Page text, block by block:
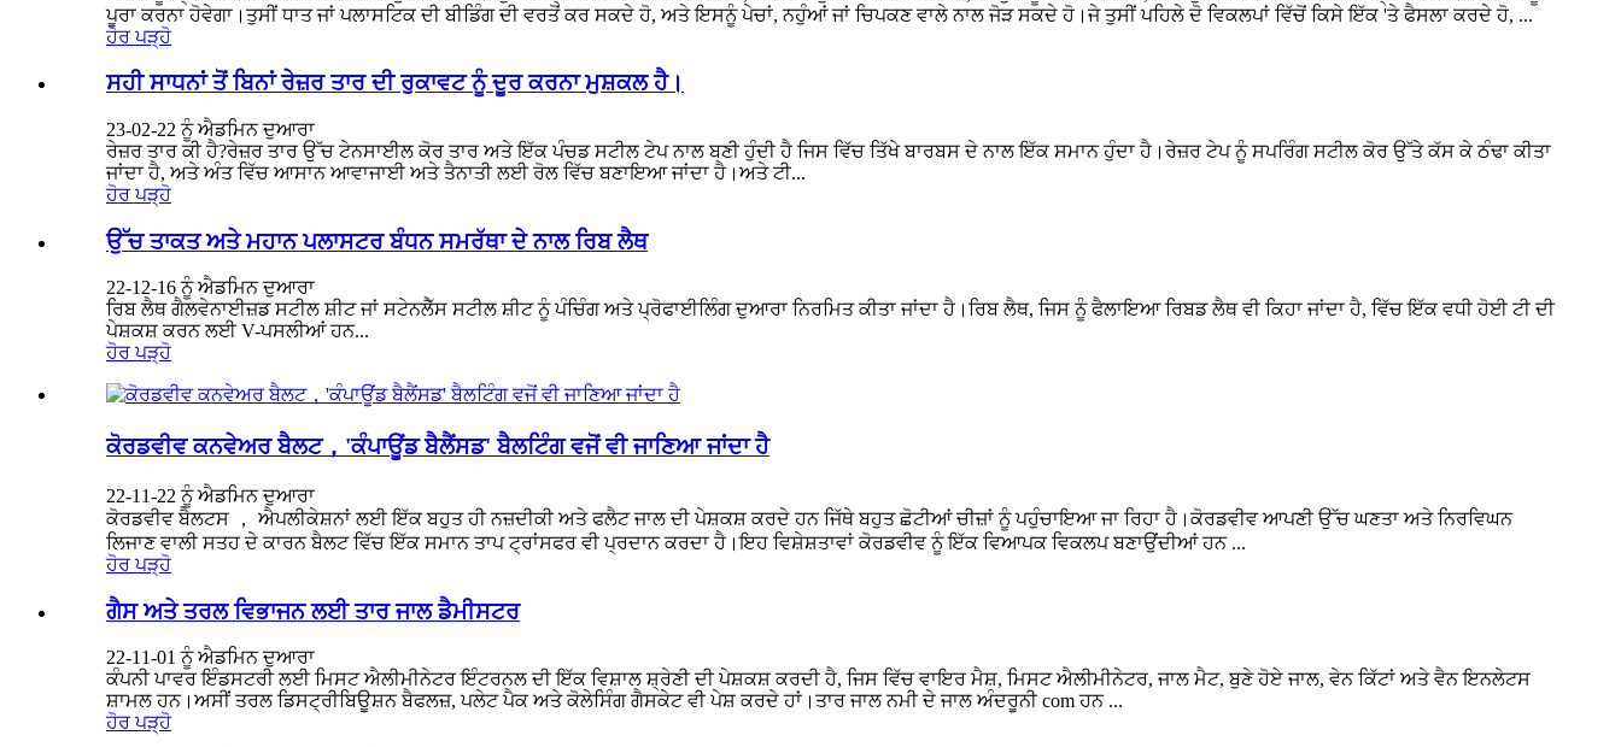
ਪੂਰਾ ਕਰਨਾ ਹੋਵੇਗਾ।ਤੁਸੀਂ ਧਾਤ ਜਾਂ ਪਲਾਸਟਿਕ ਦੀ ਬੀਡਿੰਗ ਦੀ ਵਰਤੋਂ ਕਰ ਸਕਦੇ ਹੋ, ਅਤੇ ਇਸਨੂੰ ਪੇਚਾਂ, ਨਹੁੰਆਂ ਜਾਂ ਚਿਪਕਣ ਵਾਲੇ ਨਾਲ ਜੋੜ ਸਕਦੇ ਹੋ।ਜੇ ਤੁਸੀਂ ਪਹਿਲੇ ਦੋ ਵਿਕਲਪਾਂ ਵਿੱਚੋਂ ਕਿਸੇ ਇੱਕ 'ਤੇ ਫੈਸਲਾ ਕਰਦੇ ਹੋ, ...
ਹੋਰ ਪੜ੍ਹੋ
ਸਹੀ ਸਾਧਨਾਂ ਤੋਂ ਬਿਨਾਂ ਰੇਜ਼ਰ ਤਾਰ ਦੀ ਰੁਕਾਵਟ ਨੂੰ ਦੂਰ ਕਰਨਾ ਮੁਸ਼ਕਲ ਹੈ।
23-02-22 ਨੂੰ ਐਡਮਿਨ ਦੁਆਰਾ
ਰੇਜ਼ਰ ਤਾਰ ਕੀ ਹੈ?ਰੇਜ਼ਰ ਤਾਰ ਉੱਚ ਟੇਨਸਾਈਲ ਕੋਰ ਤਾਰ ਅਤੇ ਇੱਕ ਪੰਚਡ ਸਟੀਲ ਟੇਪ ਨਾਲ ਬਣੀ ਹੁੰਦੀ ਹੈ ਜਿਸ ਵਿੱਚ ਤਿੱਖੇ ਬਾਰਬਸ ਦੇ ਨਾਲ ਇੱਕ ਸਮਾਨ ਹੁੰਦਾ ਹੈ।ਰੇਜ਼ਰ ਟੇਪ ਨੂੰ ਸਪਰਿੰਗ ਸਟੀਲ ਕੋਰ ਉੱਤੇ ਕੱਸ ਕੇ ਠੰਢਾ ਕੀਤਾ
ਜਾਂਦਾ ਹੈ, ਅਤੇ ਅੰਤ ਵਿੱਚ ਆਸਾਨ ਆਵਾਜਾਈ ਅਤੇ ਤੈਨਾਤੀ ਲਈ ਰੋਲ ਵਿੱਚ ਬਣਾਇਆ ਜਾਂਦਾ ਹੈ।ਅਤੇ ਟੀ...
ਹੋਰ ਪੜ੍ਹੋ
ਉੱਚ ਤਾਕਤ ਅਤੇ ਮਹਾਨ ਪਲਾਸਟਰ ਬੰਧਨ ਸਮਰੱਥਾ ਦੇ ਨਾਲ ਰਿਬ ਲੈਥ
22-12-16 ਨੂੰ ਐਡਮਿਨ ਦੁਆਰਾ
ਰਿਬ ਲੈਥ ਗੈਲਵੇਨਾਈਜ਼ਡ ਸਟੀਲ ਸ਼ੀਟ ਜਾਂ ਸਟੇਨਲੈੱਸ ਸਟੀਲ ਸ਼ੀਟ ਨੂੰ ਪੰਚਿੰਗ ਅਤੇ ਪ੍ਰੋਫਾਈਲਿੰਗ ਦੁਆਰਾ ਨਿਰਮਿਤ ਕੀਤਾ ਜਾਂਦਾ ਹੈ।ਰਿਬ ਲੈਥ, ਜਿਸ ਨੂੰ ਫੈਲਾਇਆ ਰਿਬਡ ਲੈਥ ਵੀ ਕਿਹਾ ਜਾਂਦਾ ਹੈ, ਵਿੱਚ ਇੱਕ ਵਧੀ ਹੋਈ ਟੀ ਦੀ
ਪੇਸ਼ਕਸ਼ ਕਰਨ ਲਈ V-ਪਸਲੀਆਂ ਹਨ...
ਹੋਰ ਪੜ੍ਹੋ
ਕੋਰਡਵੀਵ ਕਨਵੇਅਰ ਬੈਲਟ，'ਕੰਪਾਊਂਡ ਬੈਲੈਂਸਡ' ਬੈਲਟਿੰਗ ਵਜੋਂ ਵੀ ਜਾਣਿਆ ਜਾਂਦਾ ਹੈ
22-11-22 ਨੂੰ ਐਡਮਿਨ ਦੁਆਰਾ
ਕੋਰਡਵੀਵ ਬੈਲਟਸ ， ਐਪਲੀਕੇਸ਼ਨਾਂ ਲਈ ਇੱਕ ਬਹੁਤ ਹੀ ਨਜ਼ਦੀਕੀ ਅਤੇ ਫਲੈਟ ਜਾਲ ਦੀ ਪੇਸ਼ਕਸ਼ ਕਰਦੇ ਹਨ ਜਿੱਥੇ ਬਹੁਤ ਛੋਟੀਆਂ ਚੀਜ਼ਾਂ ਨੂੰ ਪਹੁੰਚਾਇਆ ਜਾ ਰਿਹਾ ਹੈ।ਕੋਰਡਵੀਵ ਆਪਣੀ ਉੱਚ ਘਣਤਾ ਅਤੇ ਨਿਰਵਿਘਨ
ਲਿਜਾਣ ਵਾਲੀ ਸਤਹ ਦੇ ਕਾਰਨ ਬੈਲਟ ਵਿੱਚ ਇੱਕ ਸਮਾਨ ਤਾਪ ਟ੍ਰਾਂਸਫਰ ਵੀ ਪ੍ਰਦਾਨ ਕਰਦਾ ਹੈ।ਇਹ ਵਿਸ਼ੇਸ਼ਤਾਵਾਂ ਕੋਰਡਵੀਵ ਨੂੰ ਇੱਕ ਵਿਆਪਕ ਵਿਕਲਪ ਬਣਾਉਂਦੀਆਂ ਹਨ ...
ਹੋਰ ਪੜ੍ਹੋ
ਗੈਸ ਅਤੇ ਤਰਲ ਵਿਭਾਜਨ ਲਈ ਤਾਰ ਜਾਲ ਡੈਮੀਸਟਰ
22-11-01 ਨੂੰ ਐਡਮਿਨ ਦੁਆਰਾ
ਕੰਪਨੀ ਪਾਵਰ ਇੰਡਸਟਰੀ ਲਈ ਮਿਸਟ ਐਲੀਮੀਨੇਟਰ ਇੰਟਰਨਲ ਦੀ ਇੱਕ ਵਿਸ਼ਾਲ ਸ਼੍ਰੇਣੀ ਦੀ ਪੇਸ਼ਕਸ਼ ਕਰਦੀ ਹੈ, ਜਿਸ ਵਿੱਚ ਵਾਇਰ ਮੈਸ਼, ਮਿਸਟ ਐਲੀਮੀਨੇਟਰ, ਜਾਲ ਮੈਟ, ਬੁਣੇ ਹੋਏ ਜਾਲ, ਵੇਨ ਕਿੱਟਾਂ ਅਤੇ ਵੈਨ ਇਨਲੇਟਸ
ਸ਼ਾਮਲ ਹਨ।ਅਸੀਂ ਤਰਲ ਡਿਸਟ੍ਰੀਬਿਊਸ਼ਨ ਬੈਫਲਜ਼, ਪਲੇਟ ਪੈਕ ਅਤੇ ਕੋਲੇਸਿੰਗ ਗੈਸਕੇਟ ਵੀ ਪੇਸ਼ ਕਰਦੇ ਹਾਂ।ਤਾਰ ਜਾਲ ਨਮੀ ਦੇ ਜਾਲ ਅੰਦਰੂਨੀ com ਹਨ ...
ਹੋਰ ਪੜ੍ਹੋ